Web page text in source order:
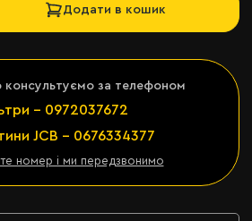
Додати в кошик
консультуємо за телефоном
- 0972037672
JCB - 0676334377
номер і ми передзвонимо